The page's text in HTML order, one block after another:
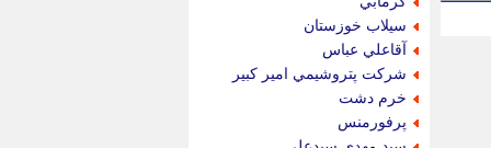
سيلاب خوزستان
آقاعلي عباس
شركت پتروشيمي امير كبير
خرم دشت
پرفورمنس